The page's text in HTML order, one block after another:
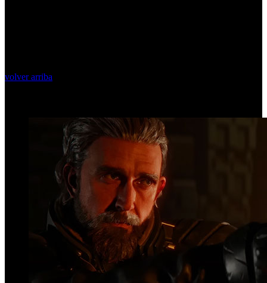
volver arriba